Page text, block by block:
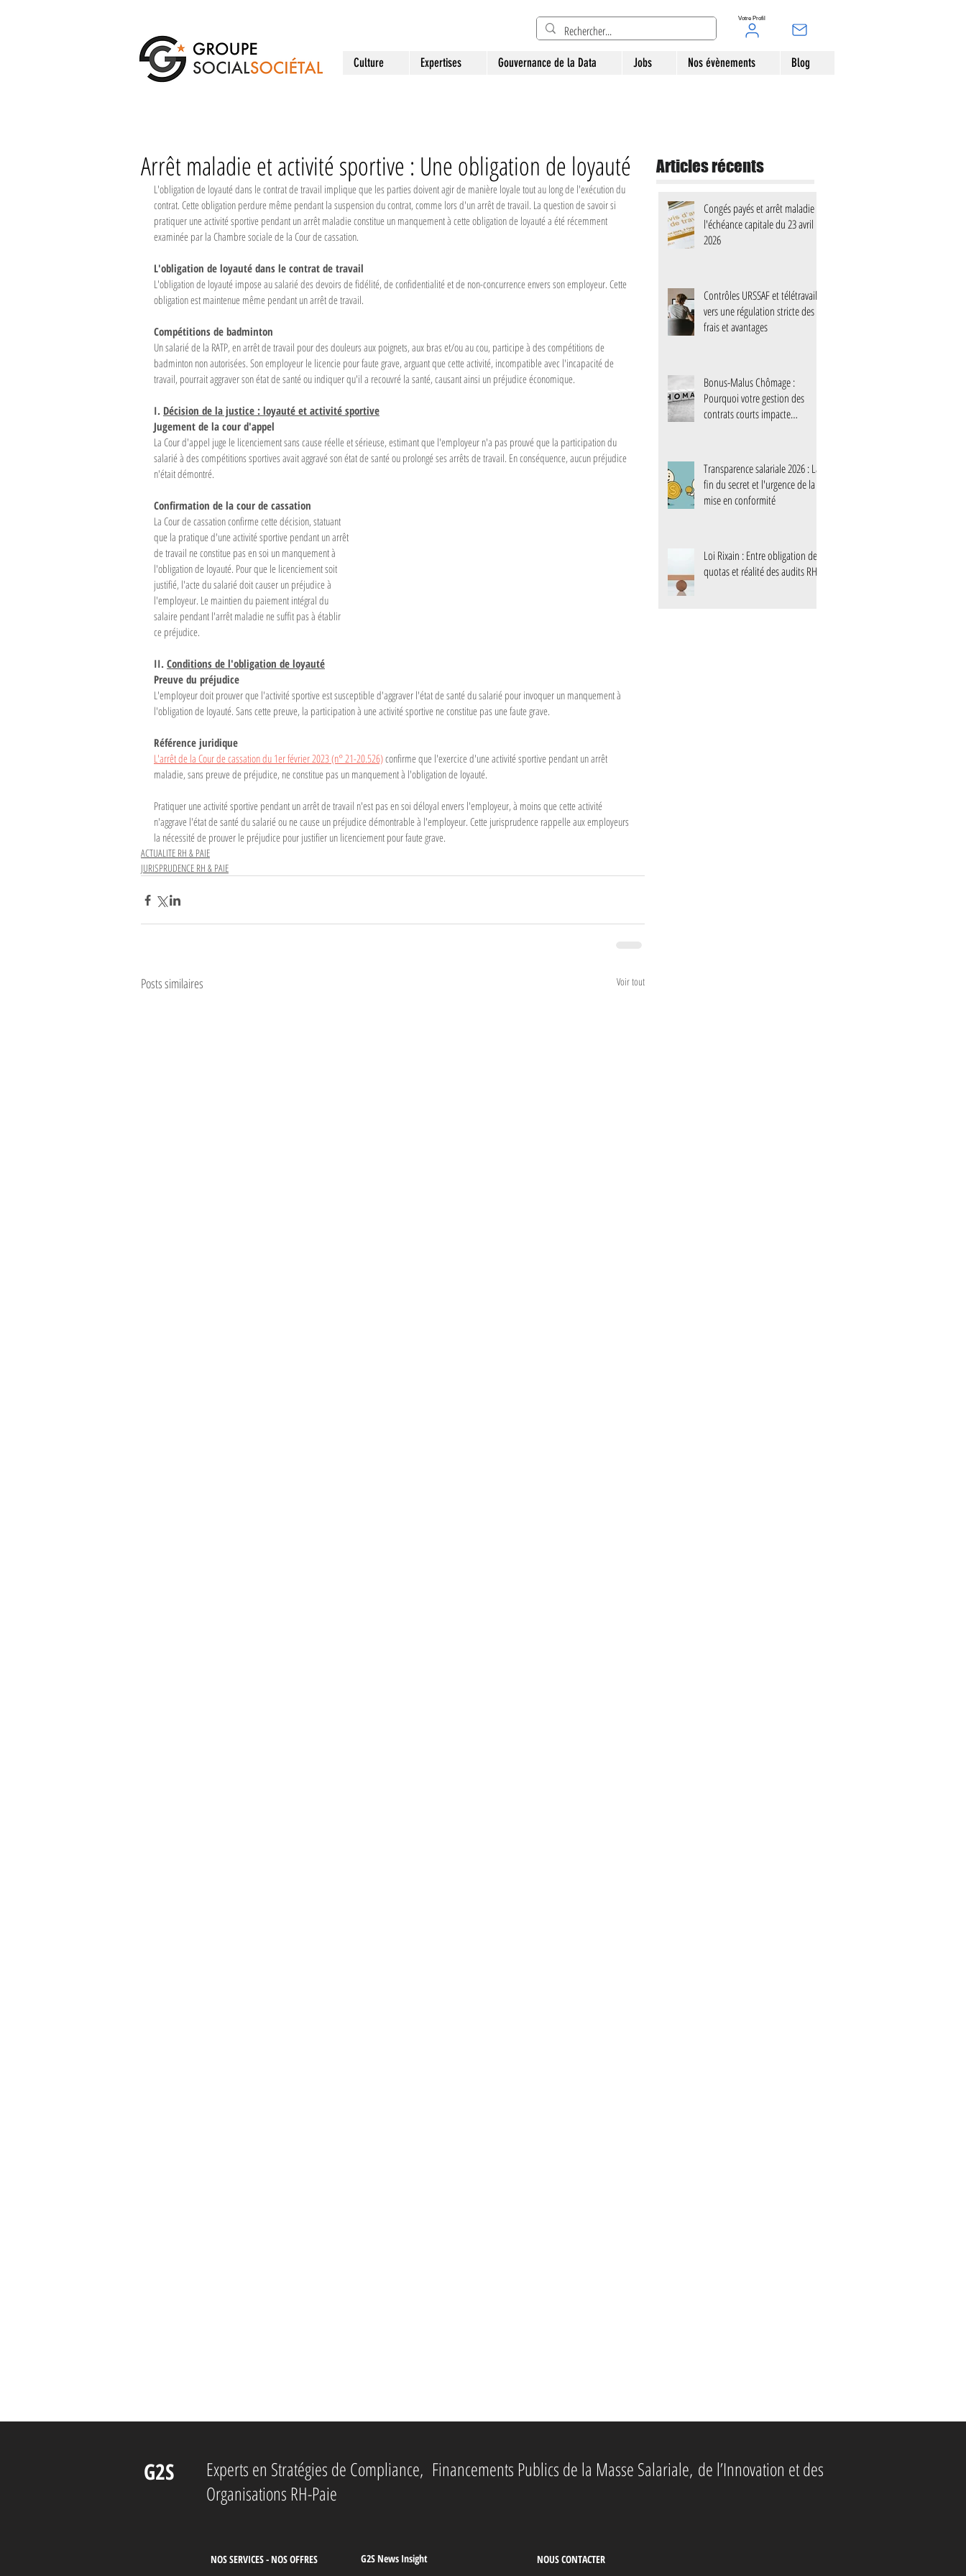
Culture Expertises Gouvernance de la Data Jobs Nos évènements Blog
Votre Profil
Arrêt maladie et activité sportive : Une obligation de loyauté
L'obligation de loyauté dans le contrat de travail implique que les parties doivent agir de manière loyale tout au long de l'exécution du
contrat. Cette obligation perdure même pendant la suspension du contrat, comme lors d'un arrêt de travail. La question de savoir si
pratiquer une activité sportive pendant un arrêt maladie constitue un manquement à cette obligation de loyauté a été récemment
examinée par la Chambre sociale de la Cour de cassation.
L'obligation de loyauté dans le contrat de travail
L'obligation de loyauté impose au salarié des devoirs de fidélité, de confidentialité et de non-concurrence envers son employeur. Cette
obligation est maintenue même pendant un arrêt de travail.
Compétitions de badminton
Un salarié de la RATP, en arrêt de travail pour des douleurs aux poignets, aux bras et/ou au cou, participe à des compétitions de
badminton non autorisées. Son employeur le licencie pour faute grave, arguant que cette activité, incompatible avec l'incapacité de
travail, pourrait aggraver son état de santé ou indiquer qu'il a recouvré la santé, causant ainsi un préjudice économique.
I. Décision de la justice : loyauté et activité sportive
Jugement de la cour d'appel
La Cour d'appel juge le licenciement sans cause réelle et sérieuse, estimant que l'employeur n'a pas prouvé que la participation du
salarié à des compétitions sportives avait aggravé son état de santé ou prolongé ses arrêts de travail. En conséquence, aucun préjudice
n'était démontré.
Confirmation de la cour de cassation
La Cour de cassation confirme cette décision, statuant
que la pratique d'une activité sportive pendant un arrêt
de travail ne constitue pas en soi un manquement à
l'obligation de loyauté. Pour que le licenciement soit
justifié, l'acte du salarié doit causer un préjudice à
l'employeur. Le maintien du paiement intégral du
salaire pendant l'arrêt maladie ne suffit pas à établir
ce préjudice.
II. Conditions de l'obligation de loyauté
Preuve du préjudice
L'employeur doit prouver que l'activité sportive est susceptible d'aggraver l'état de santé du salarié pour invoquer un manquement à
l'obligation de loyauté. Sans cette preuve, la participation à une activité sportive ne constitue pas une faute grave.
Référence juridique
L'arrêt de la Cour de cassation du 1er février 2023 (n° 21-20.526) confirme que l'exercice d'une activité sportive pendant un arrêt
maladie, sans preuve de préjudice, ne constitue pas un manquement à l'obligation de loyauté.
Pratiquer une activité sportive pendant un arrêt de travail n'est pas en soi déloyal envers l'employeur, à moins que cette activité
n'aggrave l'état de santé du salarié ou ne cause un préjudice démontrable à l'employeur. Cette jurisprudence rappelle aux employeurs
la nécessité de prouver le préjudice pour justifier un licenciement pour faute grave.
ACTUALITE RH & PAIE
JURISPRUDENCE RH & PAIE
Posts similaires Voir tout
Articles récents
Congés payés et arrêt maladie :
l'échéance capitale du 23 avril
2026
Contrôles URSSAF et télétravail :
vers une régulation stricte des
frais et avantages
Bonus-Malus Chômage :
Pourquoi votre gestion des
contrats courts impacte
Transparence salariale 2026 : La
fin du secret et l'urgence de la
mise en conformité
Loi Rixain : Entre obligation de
quotas et réalité des audits RH
G2S Experts en Stratégies de Compliance, Financements Publics de la Masse Salariale, de l’Innovation et des
Organisations RH-Paie
NOS SERVICES - NOS OFFRES G2S News Insight NOUS CONTACTER